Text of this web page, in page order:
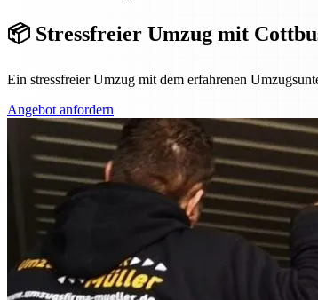
📦 Stressfreier Umzug mit
Ein stressfreier Umzug mit dem erfahrenen
Angebot anfordern